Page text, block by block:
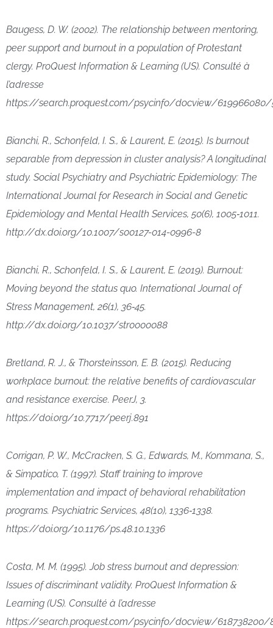
Baugess, D. W. (2002). The relationship between mentoring,
peer support and burnout in a population of Protestant
clergy. ProQuest Information & Learning (US). Consulté à
l’adresse
https://search.proquest.com/psycinfo/docview/619966080/
Bianchi, R., Schonfeld, I. S., & Laurent, E. (2015). Is burnout
separable from depression in cluster analysis? A longitudinal
study. Social Psychiatry and Psychiatric Epidemiology: The
International Journal for Research in Social and Genetic
Epidemiology and Mental Health Services, 50(6), 1005‑1011.
http://dx.doi.org/10.1007/s00127-014-0996-8
Bianchi, R., Schonfeld, I. S., & Laurent, E. (2019). Burnout:
Moving beyond the status quo. International Journal of
Stress Management, 26(1), 36‑45.
http://dx.doi.org/10.1037/str0000088
Bretland, R. J., & Thorsteinsson, E. B. (2015). Reducing
workplace burnout: the relative benefits of cardiovascular
and resistance exercise. PeerJ, 3.
https://doi.org/10.7717/peerj.891
Corrigan, P. W., McCracken, S. G., Edwards, M., Kommana, S.,
& Simpatico, T. (1997). Staff training to improve
implementation and impact of behavioral rehabilitation
programs. Psychiatric Services, 48(10), 1336‑1338.
https://doi.org/10.1176/ps.48.10.1336
Costa, M. M. (1995). Job stress burnout and depression:
Issues of discriminant validity. ProQuest Information &
Learning (US). Consulté à l’adresse
https://search.proquest.com/psycinfo/docview/618738200/